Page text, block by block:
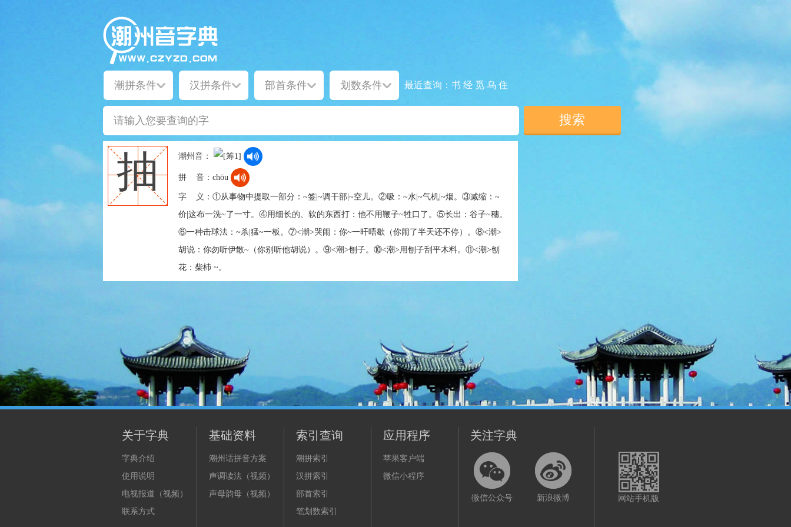
最近查询： 书 经 觅 乌 住
抽 潮州音：
拼 音： chōu
字 义： ①从事物中提取一部分：~签|~调干部|~空儿。②吸：~水|~气机|~烟。③减缩：~
价|这布一洗~了一寸。④用细长的、软的东西打：他不用鞭子~牲口了。⑤长出：谷子~穗。
⑥一种击球法：~杀|猛~一板。⑦<潮>哭闹：你~一旰唔歇（你闹了半天还不停）。⑧<潮>
胡说：你勿听伊散~（你别听他胡说）。⑨<潮>刨子。⑩<潮>用刨子刮平木料。⑪<潮>刨
花：柴杮 ~。
关于字典
字典介绍
使用说明
电视报道（视频）
联系方式
基础资料
潮州话拼音方案
声调读法（视频）
声母韵母（视频）
索引查询
潮拼索引
汉拼索引
部首索引
笔划数索引
应用程序
苹果客户端
微信小程序
关注字典
微信公众号 新浪微博 网站手机版